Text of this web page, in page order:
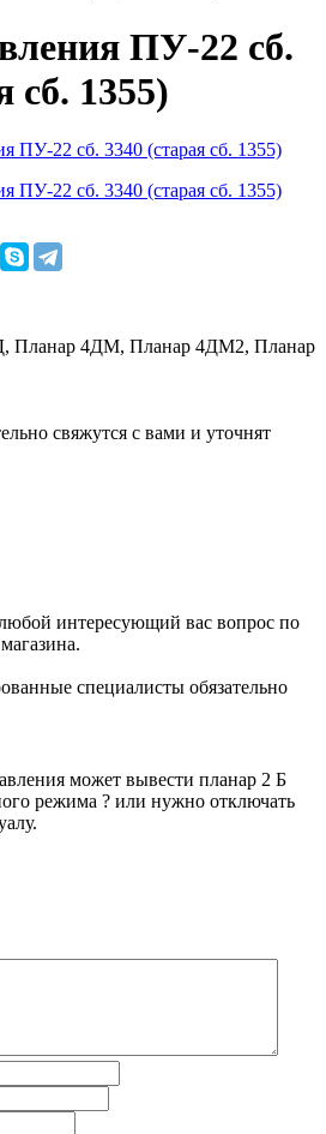
ПУ-22 сб.
сб. 1355)
Планар 4ДМ, Планар 4ДМ2, Планар
свяжутся с вами и уточнят
интересующий вас вопрос по
специалисты обязательно
может вывести планар 2 Б
режима ? или нужно отключать